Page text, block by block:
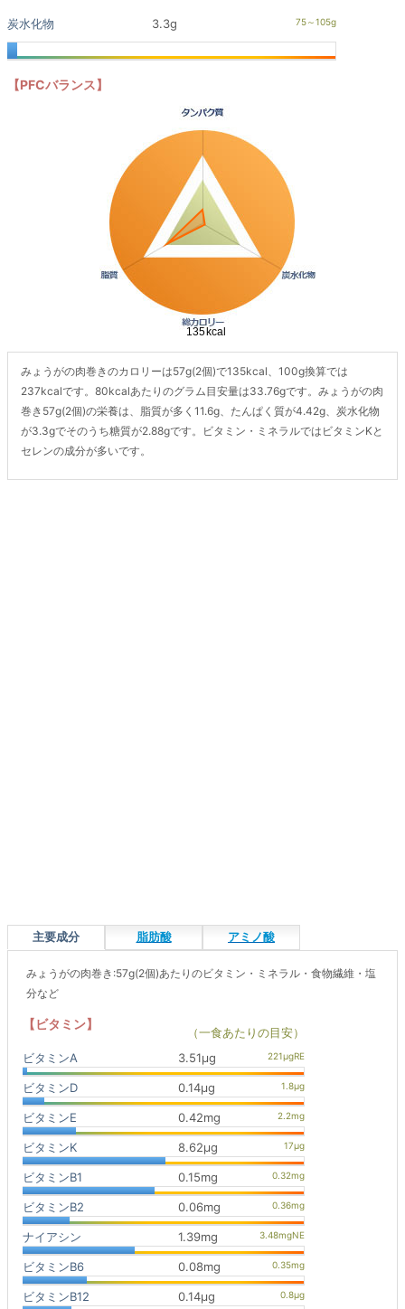
炭水化物 3.3g
【PFCバランス】
みょうがの肉巻きのカロリーは57g(2個)で135kcal、100g換算では
237kcalです。80kcalあたりのグラム目安量は33.76gです。みょうがの肉
巻き57g(2個)の栄養は、脂質が多く11.6g、たんぱく質が4.42g、炭水化物
が3.3gでそのうち糖質が2.88gです。ビタミン・ミネラルではビタミンKと
セレンの成分が多いです。
主要成分 脂肪酸 アミノ酸
みょうがの肉巻き:57g(2個)あたりのビタミン・ミネラル・食物繊維・塩
分など
【ビタミン】
（一食あたりの目安）
ビタミンA
3.51μg
ビタミンD 0.14μg
ビタミンE 0.42mg
ビタミンK 8.62μg
ビタミンB1 0.15mg
ビタミンB2 0.06mg
ナイアシン 1.39mg
ビタミンB6 0.08mg
ビタミンB12 0.14μg